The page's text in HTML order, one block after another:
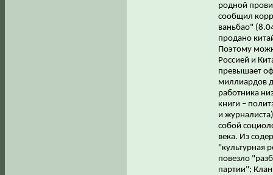
родной
сообщил
ваньбао"
продано
Поэтому
Россией и
превышает
миллиардов
работника
книги –
и
собой
века. Из
"культурная
повезло
партии";